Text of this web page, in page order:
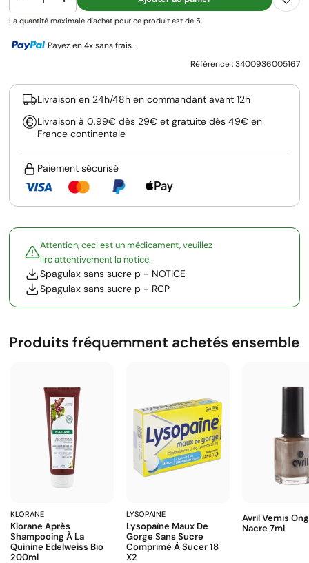
La quantité maximale d'achat pour ce produit est de 5.
Payez en 4x sans frais.
Référence :3400936005167
Livraison en 24h/48h en commandant avant 12h
Livraison à 0,99€ dès 29€ et gratuite dès 49€ en
France continentale
Paiement sécurisé
Attention, ceci est un médicament, veuillez
lire attentivement la notice.
Spagulax sans sucre p - NOTICE
Spagulax sans sucre p - RCP
Produits fréquemment achetés ensemble
KLORANE
Klorane Après
Shampooing À La
Quinine Edelweiss Bio
200ml
LYSOPAINE
Lysopaïne Maux De
Gorge Sans Sucre
Comprimé À Sucer 18
X2
Avril Vernis
Nacre 7ml